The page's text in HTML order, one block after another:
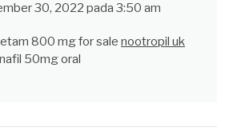
30, 2022 pada 3:50 am
800 mg for sale nootropil uk
50mg oral